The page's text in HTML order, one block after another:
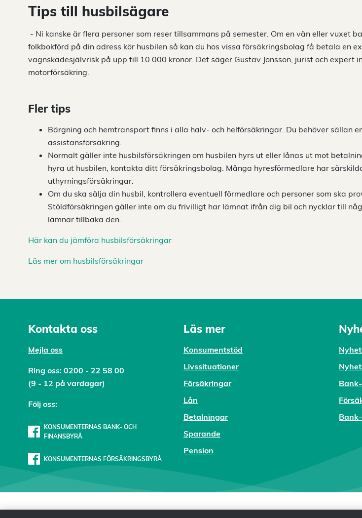
Tips till husbilsägare
- Ni kanske är flera personer som reser tillsammans på semester. Om en vän eller vuxet
folkbokförd på din adress kör husbilen så kan du hos vissa försäkringsbolag få betala en
vagnskadesjälvrisk på upp till 10 000 kronor. Det säger Gustav Jonsson, jurist och expert
motorförsäkring.
Fler tips
Bärgning och hemtransport finns i alla halv- och helförsäkringar. Du behöver sällan
assistansförsäkring.
Normalt gäller inte husbilsförsäkringen om husbilen hyrs ut eller lånas ut mot
hyra ut husbilen, kontakta ditt försäkringsbolag. Många hyresförmedlare har
uthyrningsförsäkringar.
Om du ska sälja din husbil, kontrollera eventuell förmedlare och personer som ska
Stöldförsäkringen gäller inte om du frivilligt har lämnat ifrån dig bil och nycklar till
lämnar tillbaka den.
Här kan du jämföra husbilsförsäkringar
Läs mer om husbilsförsäkringar
Kontakta oss
Mejla oss
Ring oss: 0200 - 22 58 00
(9 - 12 på vardagar)
Följ oss:
KONSUMENTERNAS BANK- OCH
FINANSBYRÅ
KONSUMENTERNAS FÖRSÄKRINGSBYRÅ
Läs mer
Konsumentstöd
Livssituationer
Försäkringar
Lån
Betalningar
Sparande
Pension